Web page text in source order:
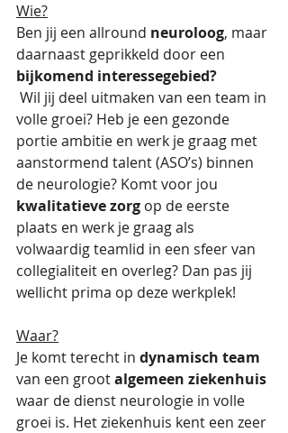
Wie?
Ben jij een allround neuroloog, maar
daarnaast geprikkeld door een
bijkomend interessegebied?
volle groei? Heb je een gezonde
portie ambitie en werk je graag met
aanstormend talent (ASO’s) binnen
de neurologie? Komt voor jou
kwalitatieve zorg op de eerste
plaats en werk je graag als
volwaardig teamlid in een sfeer van
collegialiteit en overleg? Dan pas jij
wellicht prima op deze werkplek!
Waar?
Je komt terecht in dynamisch team
van een groot algemeen ziekenhuis
waar de dienst neurologie in volle
groei is. Het ziekenhuis kent een zeer